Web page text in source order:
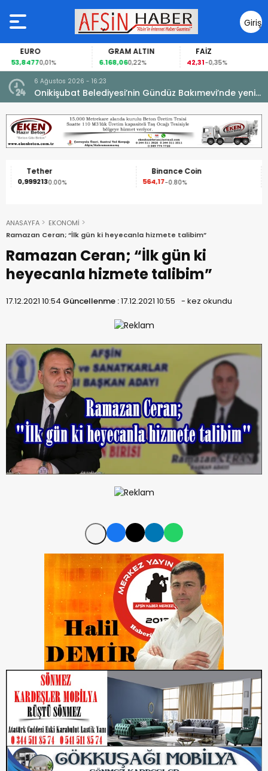
Giriş
Yap
EURO
53,84770,01%
GRAM ALTIN
6.168,060,22%
FAİZ
42,31-0,35%
6 Ağustos 2026 - 16:23
Onikişubat Belediyesi’nin Gündüz Bakımevi’nde yeni
dönemin ön kayıtları başladı.
Tether
0,9992130.00%
Binance Coin
564,17-0.80%
ANASAYFA
EKONOMİ
Ramazan Ceran; “İlk gün ki heyecanla hizmete talibim”
Ramazan Ceran; “İlk gün ki
heyecanla hizmete talibim”
17.12.2021 10:54 Güncellenme :17.12.2021 10:55 - kez okundu